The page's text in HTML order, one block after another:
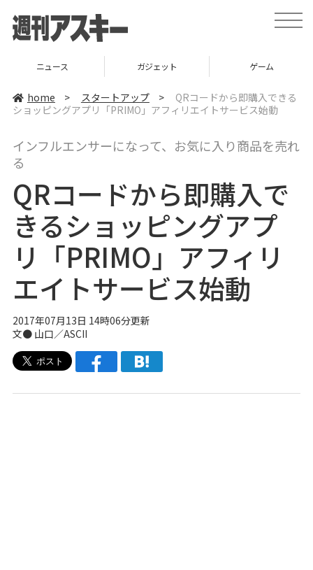
t
o
v
t
i
ニュース ガジェット ゲーム
home > スタートアップ >
QRコードから即購入できる
ショッピングアプリ「PRIMO」アフィリエイトサービス始動
インフルエンサーになって、お気に入り商品を売れ
る
QRコードから即購入で
きるショッピングアプ
リ「PRIMO」アフィリ
エイトサービス始動
2017年07月13日 14時06分更新
文● 山口／ASCII